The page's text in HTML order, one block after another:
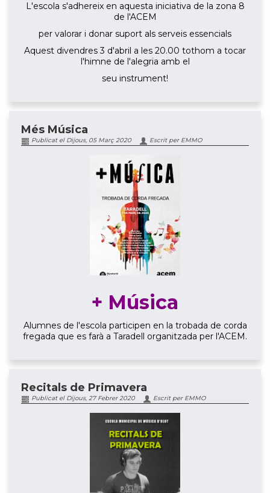
L'escola s'adhereix en aquesta iniciativa de la zona 8
de l'ACEM
per valorar i donar suport als serveis essencials
Aquest divendres 3 d'abril a les 20.00 tothom a tocar
l'himne de l'alegria amb el
seu instrument!
Més Música
Publicat el Dijous, 05 Març 2020 Escrit per EMMO
+ Música
Alumnes de l'escola participen en la trobada de corda
fregada que es farà a Taradell organitzada per l'ACEM.
Recitals de Primavera
Publicat el Dijous, 27 Febrer 2020 Escrit per EMMO